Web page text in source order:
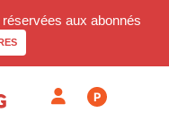
aux abonnés
P